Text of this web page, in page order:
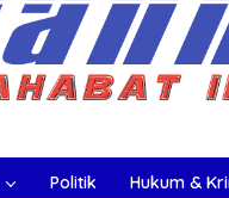
Politik Hukum &